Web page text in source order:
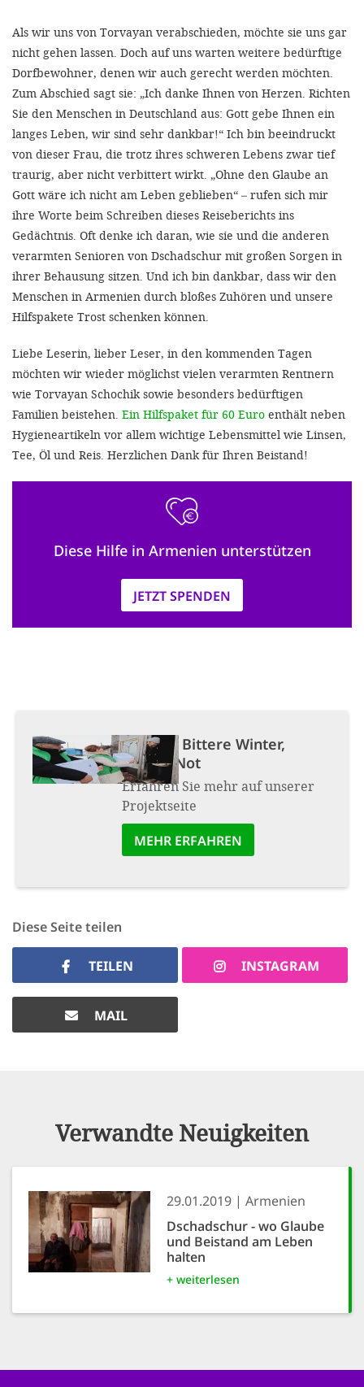
Als wir uns von Torvayan verabschieden, möchte sie uns gar
nicht gehen lassen. Doch auf uns warten weitere bedürftige
Dorfbewohner, denen wir auch gerecht werden möchten.
Zum Abschied sagt sie: „Ich danke Ihnen von Herzen. Richten
Sie den Menschen in Deutschland aus: Gott gebe Ihnen ein
langes Leben, wir sind sehr dankbar!“ Ich bin beeindruckt
von dieser Frau, die trotz ihres schweren Lebens zwar tief
traurig, aber nicht verbittert wirkt. „Ohne den Glaube an
Gott wäre ich nicht am Leben geblieben“ – rufen sich mir
ihre Worte beim Schreiben dieses Reiseberichts ins
Gedächtnis. Oft denke ich daran, wie sie und die anderen
verarmten Senioren von Dschadschur mit großen Sorgen in
ihrer Behausung sitzen. Und ich bin dankbar, dass wir den
Menschen in Armenien durch bloßes Zuhören und unsere
Hilfspakete Trost schenken können.
Liebe Leserin, lieber Leser, in den kommenden Tagen
möchten wir wieder möglichst vielen verarmten Rentnern
wie Torvayan Schochik sowie besonders bedürftigen
Familien beistehen. Ein Hilfspaket für 60 Euro enthält neben
Hygieneartikeln vor allem wichtige Lebensmittel wie Linsen,
Tee, Öl und Reis. Herzlichen Dank für Ihren Beistand!
Diese Hilfe in Armenien unterstützen
JETZT SPENDEN
Projekt: Bittere Winter,
bittere Not
Erfahren Sie mehr auf unserer
Projektseite
MEHR ERFAHREN
Diese Seite teilen
TEILEN INSTAGRAM
MAIL
Verwandte Neuigkeiten
29.01.2019
Armenien
Dschadschur - wo Glaube
und Beistand am Leben
halten
+ weiterlesen